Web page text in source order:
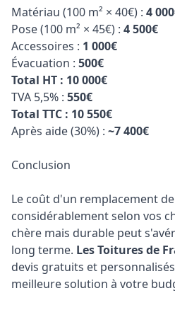
Matériau (100 m² × 40€) : 4
Pose (100 m² × 45€) : 4 500€
Accessoires : 1 000€
Évacuation : 500€
Total HT : 10 000€
TVA 5,5% : 550€
Total TTC : 10 550€
Après aide (30%) : ~7 400€
Conclusion
Le coût d'un remplacement
considérablement selon vos
chère mais durable peut
long terme. Les Toitures de
devis gratuits et personnalisés
meilleure solution à votre